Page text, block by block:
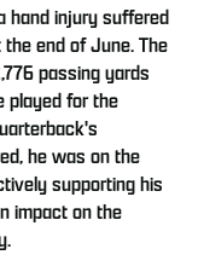
hand injury suffered
end of June. The
passing yards
played for the
he was on the
supporting his
impact on the